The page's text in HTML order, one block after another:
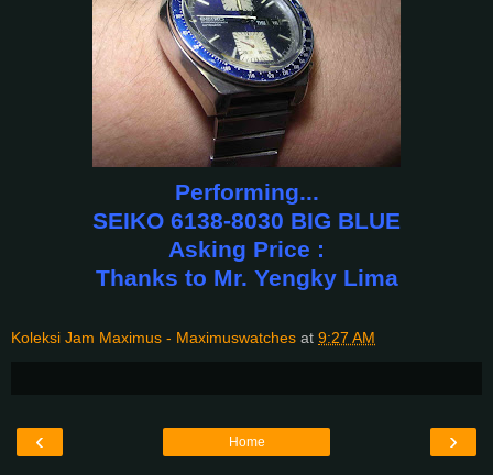
Performing...
SEIKO 6138-8030 BIG BLUE
Asking Price :
Thanks to Mr. Yengky Lima
Koleksi Jam Maximus - Maximuswatches at 9:27 AM
‹ ›
Home